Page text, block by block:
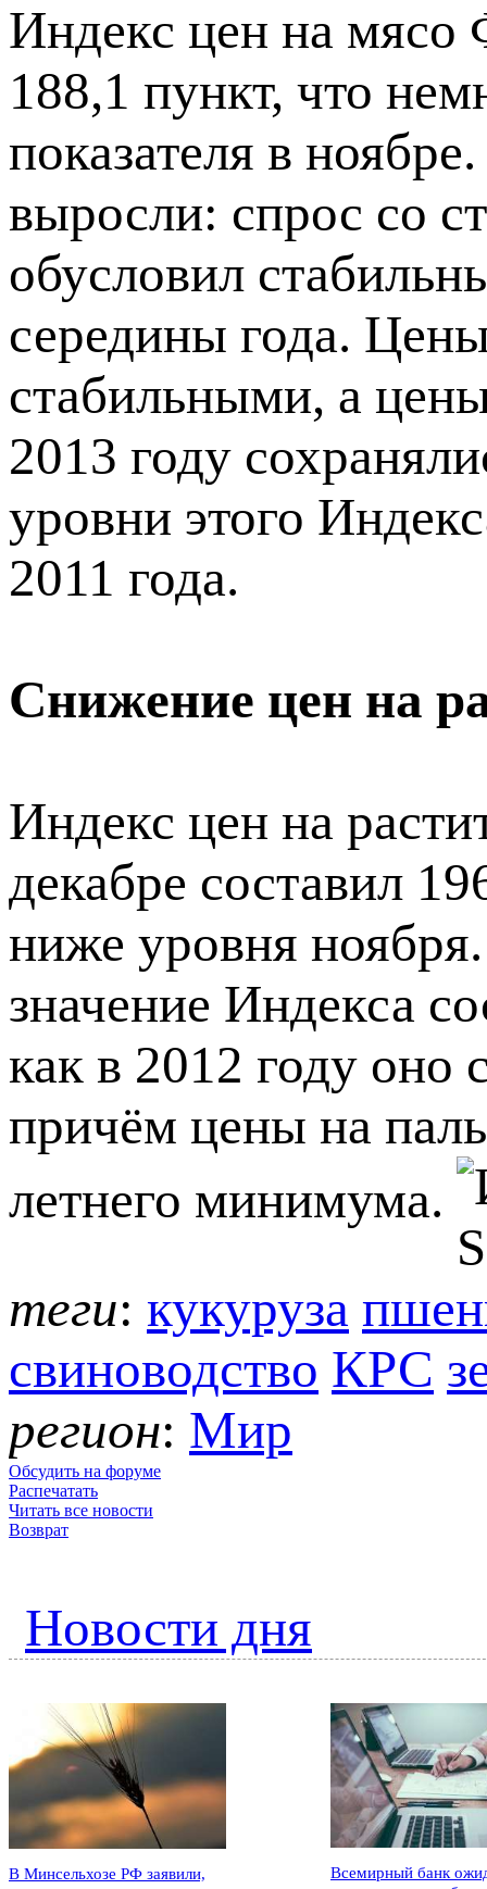
Индекс цен на мясо
188,1 пункт, что
показателя в
выросли: спрос со
обусловил
середины года.
стабильными, а
2013 году
уровни этого
2011 года.
Снижение цен на
Индекс цен на
декабре составил
ниже уровня
значение Индекса
как в 2012 году оно
причём цены на
летнего минимума.
теги: кукуруза
свиноводство КРС
регион: Мир
Обсудить на форуме
Распечатать
Читать все новости
Возврат
Новости дня
В Минсельхозе РФ заявили,
Всемирный банк